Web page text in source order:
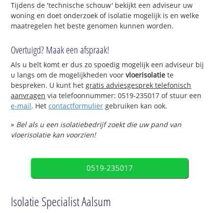
Tijdens de 'technische schouw' bekijkt een adviseur uw
woning en doet onderzoek of isolatie mogelijk is en welke
maatregelen het beste genomen kunnen worden.
Overtuigd? Maak een afspraak!
Als u belt komt er dus zo spoedig mogelijk een adviseur bij
u langs om de mogelijkheden voorvloerisolatie te
bespreken. U kunt hetgratis adviesgesprek telefonisch
aanvragen via telefoonnummer: 0519-235017 of stuur een
e-mail. Hetcontactformulier gebruiken kan ook.
» Bel als u een isolatiebedrijf zoekt die uw pand van
vloerisolatie kan voorzien!
0519-235017
Isolatie Specialist Aalsum